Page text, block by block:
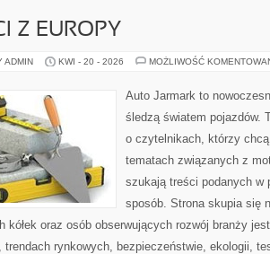
Z EUROPY
ADMIN KWI - 20 - 2026 MOŻLIWOŚĆ
Auto Jarmark to
śledzą światem pojazdów.
o czytelnikach, którzy
tematach związanych z
szukają treści podanych w
sposób. Strona skupia się
kółek oraz osób obserwujących rozwój branży
trendach rynkowych, bezpieczeństwie, ekologii,